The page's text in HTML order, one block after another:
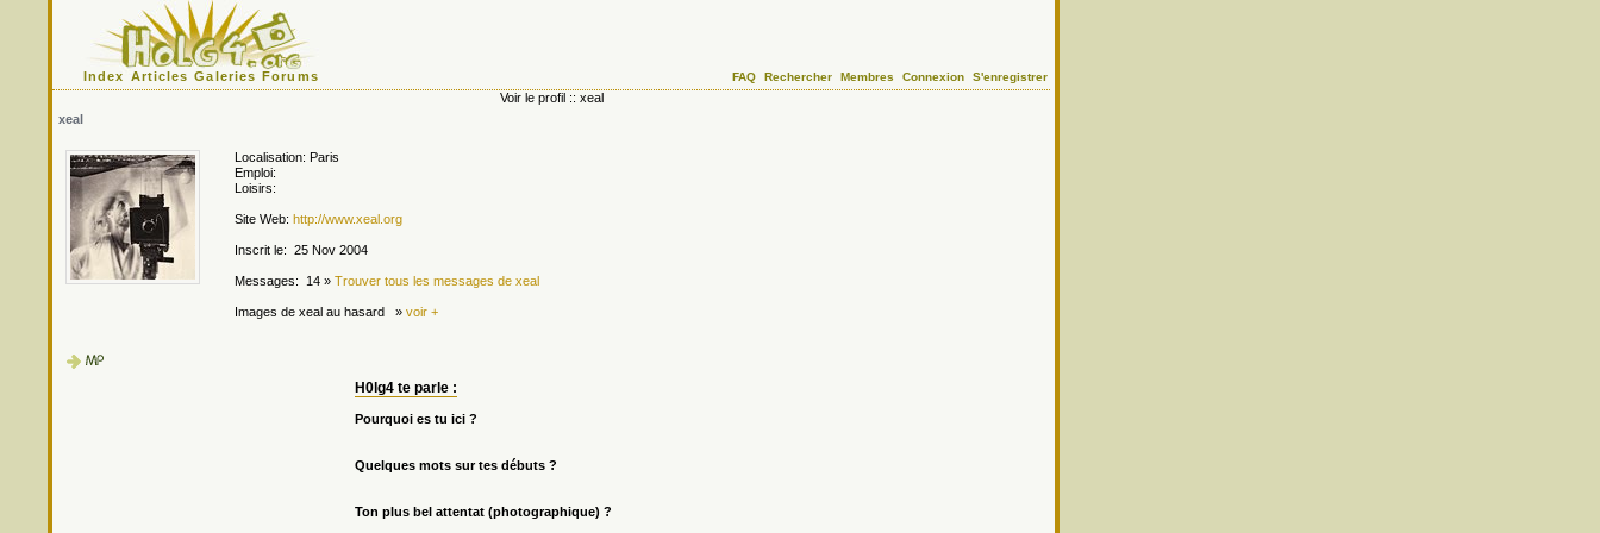
Index Articles Galeries Forums FAQ Rechercher Membres Connexion S'enregistrer
Voir le profil :: xeal
xeal
Localisation: Paris
Emploi:
Loisirs:
Site Web: http://www.xeal.org
Inscrit le: 25 Nov 2004
Messages: 14 » Trouver tous les messages de xeal
Images de xeal au hasard » voir +
H0lg4 te parle :
Pourquoi es tu ici ?
Quelques mots sur tes débuts ?
Ton plus bel attentat (photographique) ?